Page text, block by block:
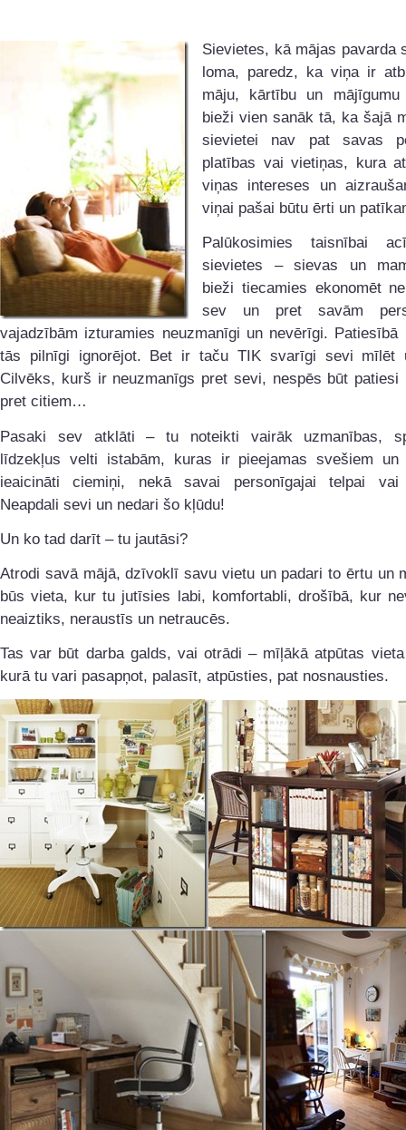
Sievietes, kā mājas pavarda
loma, paredz, ka viņa ir
māju, kārtību un
bieži vien sanāk tā, ka šajā
sievietei nav pat savas
platības vai vietiņas, kura
viņas intereses un
viņai pašai būtu ērti un
Palūkosimies taisnībai
sievietes – sievas un
bieži tiecamies ekonomēt
sev un pret savām
vajadzībām izturamies neuzmanīgi un nevērīgi. Patiesībā
tās pilnīgi ignorējot. Bet ir taču TIK svarīgi sevi mīlēt
Cilvēks, kurš ir neuzmanīgs pret sevi, nespēs būt patiesi
pret citiem…
Pasaki sev atklāti – tu noteikti vairāk uzmanības,
līdzekļus velti istabām, kuras ir pieejamas svešiem
ieaicināti ciemiņi, nekā savai personīgajai telpai vai
Neapdali sevi un nedari šo kļūdu!
Un ko tad darīt – tu jautāsi?
Atrodi savā mājā, dzīvoklī savu vietu un padari to ērtu un
būs vieta, kur tu jutīsies labi, komfortabli, drošībā, kur
neaiztiks, neraustīs un netraucēs.
Tas var būt darba galds, vai otrādi – mīļākā atpūtas
kurā tu vari pasapņot, palasīt, atpūsties, pat nosnausties.